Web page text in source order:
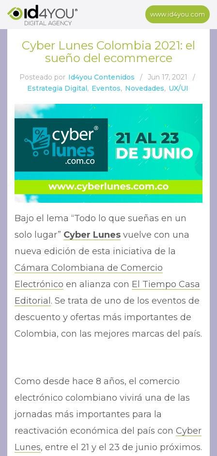
www.id4you.com
Cyber Lunes Colombia 2021: el
sueño del ecommerce
Posteado por Id4you Contenidos / Jun 17, 2021
/
Estrategia Digital, Eventos, Novedades, UX/UI
Bajo el lema “Todo lo que sueñas en un
solo lugar” Cyber Lunes vuelve con una
nueva edición de esta iniciativa de la
Cámara Colombiana de Comercio
Electrónico en alianza con El Tiempo Casa
Editorial. Se trata de uno de los eventos de
descuento y ofertas más importantes de
Colombia, con las mejores marcas del país.
Como desde hace 8 años, el comercio
electrónico colombiano vivirá una de las
jornadas más importantes para la
reactivación económica del país con Cyber
Lunes, entre el 21 y el 23 de junio próximos.